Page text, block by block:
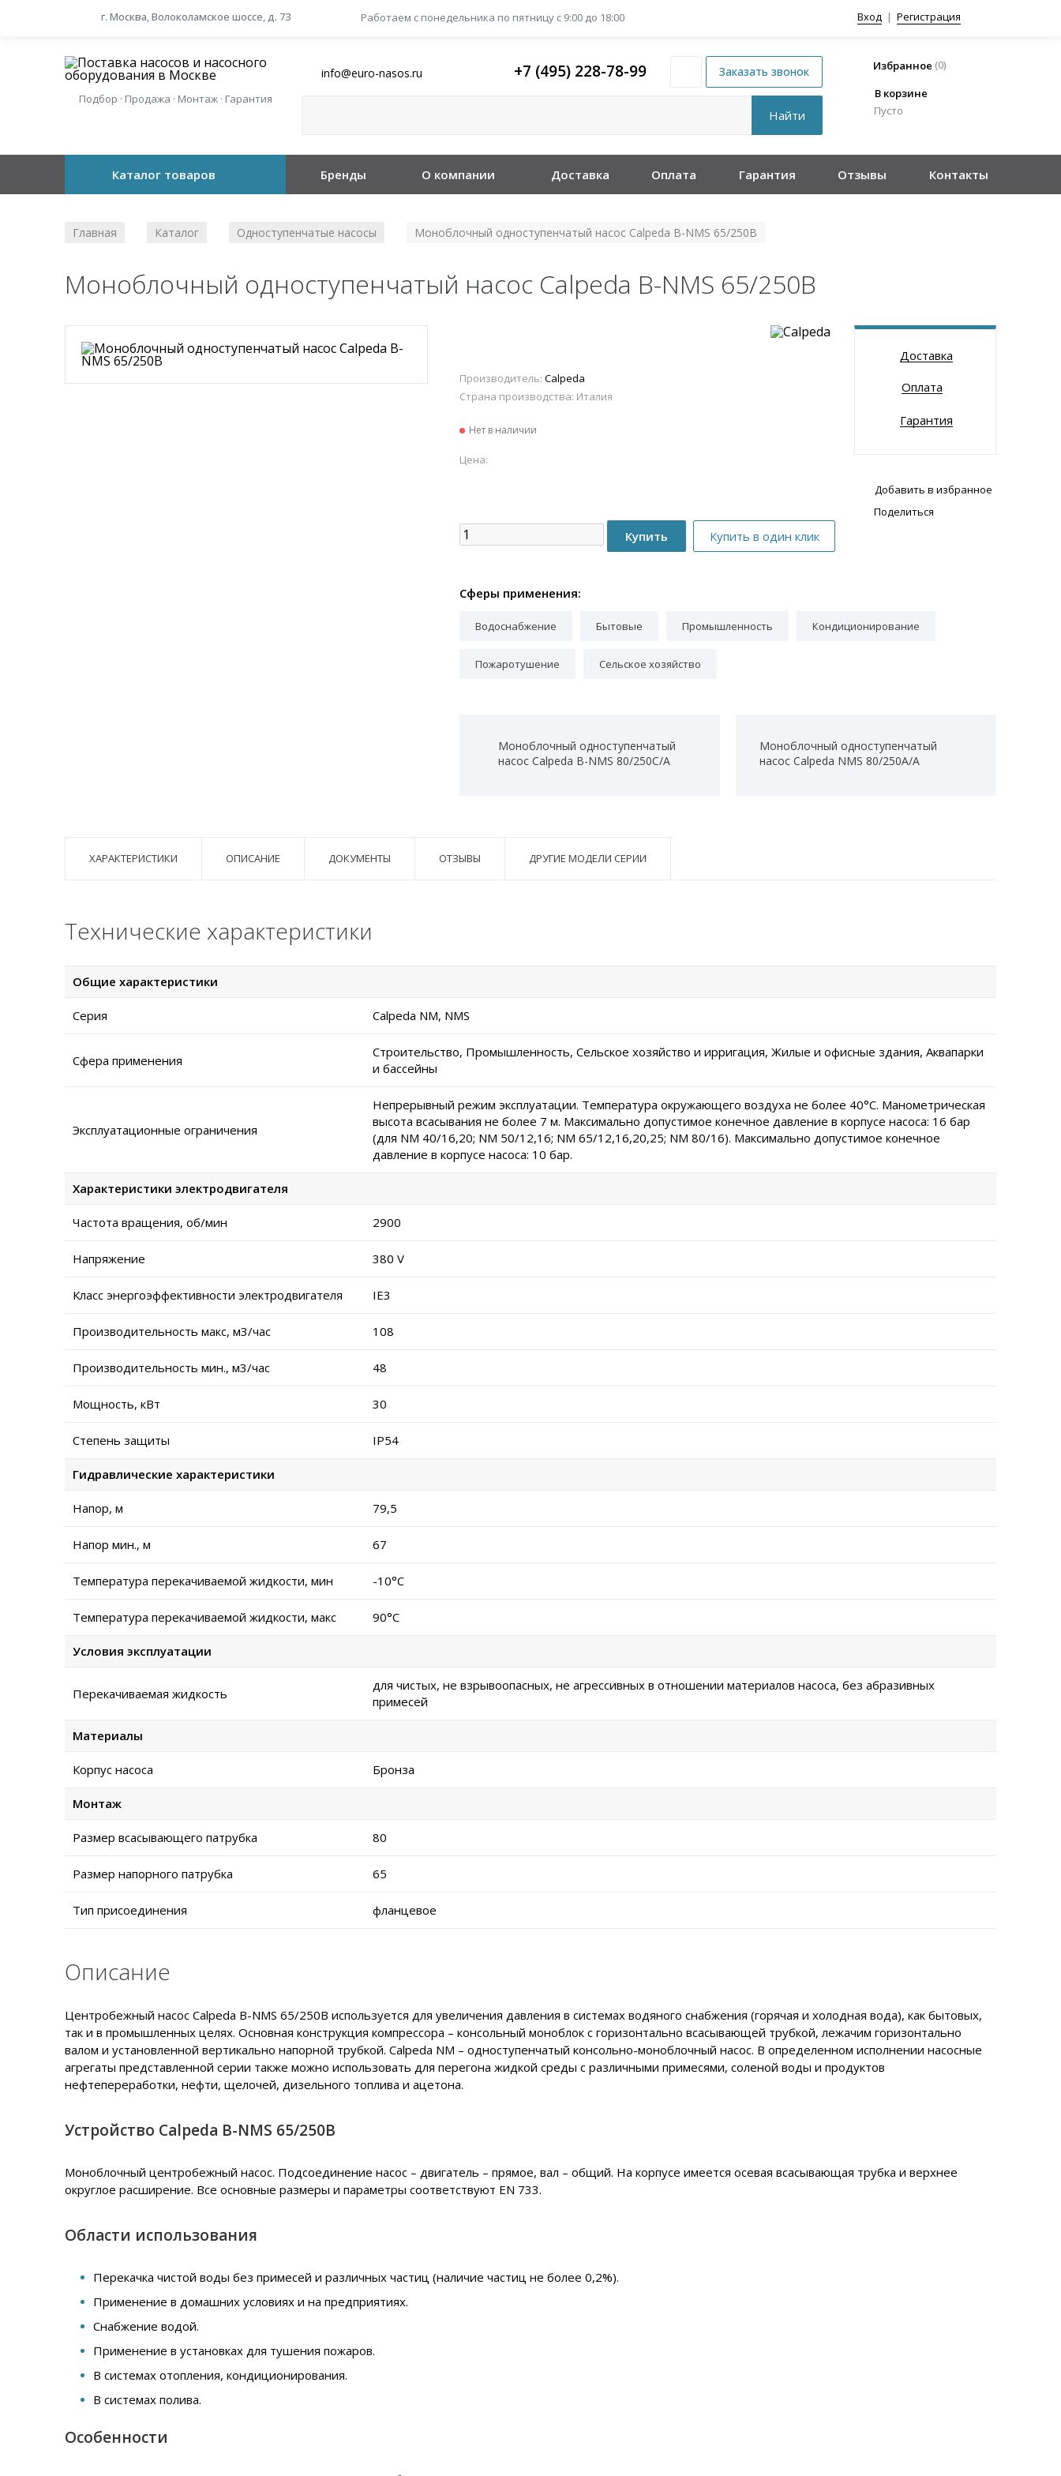
г. Москва, Волоколамское шоссе, д. 73 Работаем с понедельника по пятницу с 9:00 до 18:00 Вход | Регистрация
Подбор · Продажа · Монтаж · Гарантия
info@euro-nasos.ru +7 (495) 228-78-99 Избранное (0)
В корзине
Пусто
Каталог товаров Бренды О компании Доставка Оплата Гарантия Отзывы Контакты
Главная Каталог Одноступенчатые насосы Моноблочный одноступенчатый насос Calpeda B-NMS 65/250B
Моноблочный одноступенчатый насос Calpeda B-NMS 65/250B
Производитель: Calpeda
Страна производства: Италия
Нет в наличии
Цена:
Доставка
Оплата
Гарантия
Добавить в избранное
Поделиться
Сферы применения:
Водоснабжение Бытовые Промышленность Кондиционирование
Пожаротушение Сельское хозяйство
Моноблочный одноступенчатый
насос Calpeda B-NMS 80/250C/A
Моноблочный одноступенчатый
насос Calpeda NMS 80/250A/A
ХАРАКТЕРИСТИКИ ОПИСАНИЕ ДОКУМЕНТЫ ОТЗЫВЫ ДРУГИЕ МОДЕЛИ СЕРИИ
Технические характеристики
Общие характеристики
Серия Calpeda NM, NMS
Сфера применения
Строительство, Промышленность, Сельское хозяйство и ирригация, Жилые и офисные здания, Аквапарки
и бассейны
Эксплуатационные ограничения
Непрерывный режим эксплуатации. Температура окружающего воздуха не более 40°C. Манометрическая
высота всасывания не более 7 м. Максимально допустимое конечное давление в корпусе насоса: 16 бар
(для NM 40/16,20; NM 50/12,16; NM 65/12,16,20,25; NM 80/16). Максимально допустимое конечное
давление в корпусе насоса: 10 бар.
Характеристики электродвигателя
Частота вращения, об/мин 2900
Напряжение 380 V
Класс энергоэффективности электродвигателя IE3
Производительность макс, м3/час 108
Производительность мин., м3/час 48
Мощность, кВт 30
Степень защиты IP54
Гидравлические характеристики
Напор, м 79,5
Напор мин., м 67
Температура перекачиваемой жидкости, мин -10°C
Температура перекачиваемой жидкости, макс 90°C
Условия эксплуатации
Перекачиваемая жидкость
для чистых, не взрывоопасных, не агрессивных в отношении материалов насоса, без абразивных
примесей
Материалы
Корпус насоса Бронза
Монтаж
Размер всасывающего патрубка 80
Размер напорного патрубка 65
Тип присоединения фланцевое
Описание
Центробежный насос Calpeda B-NMS 65/250B используется для увеличения давления в системах водяного снабжения (горячая и холодная вода), как бытовых,
так и в промышленных целях. Основная конструкция компрессора – консольный моноблок с горизонтально всасывающей трубкой, лежачим горизонтально
валом и установленной вертикально напорной трубкой. Calpeda NM – одноступенчатый консольно-моноблочный насос. В определенном исполнении насосные
агрегаты представленной серии также можно использовать для перегона жидкой среды с различными примесями, соленой воды и продуктов
нефтепереработки, нефти, щелочей, дизельного топлива и ацетона.
Устройство Calpeda B-NMS 65/250B
Моноблочный центробежный насос. Подсоединение насос – двигатель – прямое, вал – общий. На корпусе имеется осевая всасывающая трубка и верхнее
округлое расширение. Все основные размеры и параметры соответствуют EN 733.
Области использования
Перекачка чистой воды без примесей и различных частиц (наличие частиц не более 0,2%).
Применение в домашних условиях и на предприятиях.
Снабжение водой.
Применение в установках для тушения пожаров.
В системах отопления, кондиционирования.
В системах полива.
Особенности